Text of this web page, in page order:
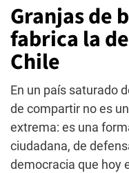
Granjas de
fabrica la
Chile
En un país saturado
de compartir no es
extrema: es una
ciudadana, de
democracia que hoy